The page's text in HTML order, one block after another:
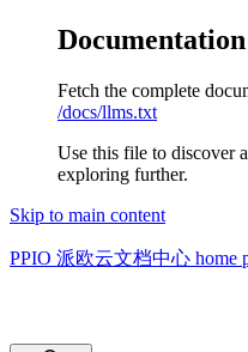
Fetch the complete
/docs/llms.txt
Use this file to discover
exploring further.
Skip to main content
PPIO 派欧云文档中心 home